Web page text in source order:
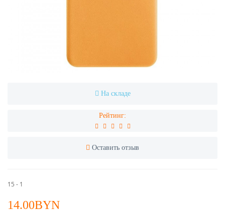
На складе
Рейтинг:
Оставить отзыв
15 - 1
14.00BYN